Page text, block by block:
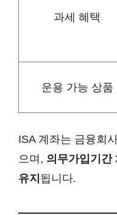
과세 혜택
운용 가능 상품
ISA 계좌는 금융회
으며, 의무가입기간
유지 됩니다.